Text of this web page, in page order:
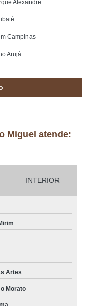
Alexandre
Campinas
Arujá
Miguel atende:
INTERIOR
Artes
Morato